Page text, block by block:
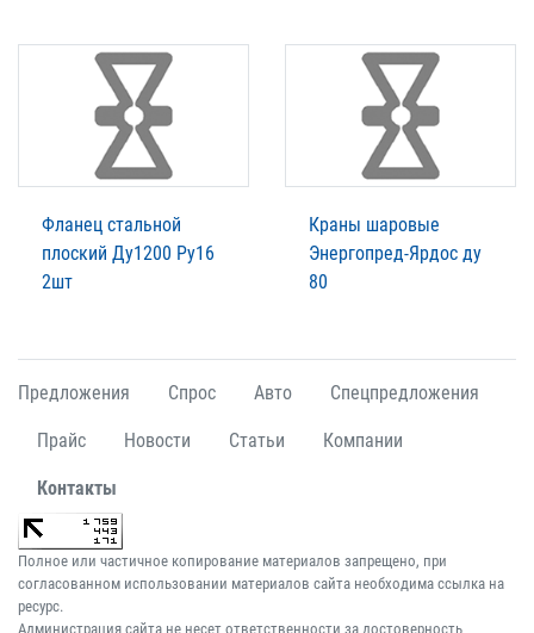
Фланец стальной
плоский Ду1200 Ру16
2шт
Краны шаровые
Энергопред-Ярдос ду
80
Предложения Спрос Авто Спецпредложения
Прайс Новости Статьи Компании
Контакты
Полное или частичное копирование материалов запрещено, при
согласованном использовании материалов сайта необходима ссылка на
ресурс.
Администрация сайта не несет ответственности за достоверность